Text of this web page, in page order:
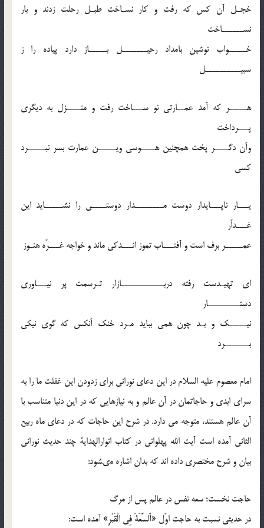
خجـل آن کس که رفت و کار نسـاخت طبـل رحلت زدند و بار
نســــــاخت
خـــــواب نوشین بامداد رحیـــــــل بـــــاز دارد پیاده را ز
سبیــــــــــل
هـــــر که آمد عمــارتی نو ســـاخت رفت و منــــزل به دیگری
پـــرداخت
وآن دگــــر پخت همچنین هــــوسی ویـــــن عمارت بسر نبـــــرد
کسی
یـــار ناپـــایدار دوست مــــــــدار دوستــــی را نشـــــاید این
غـــداّر
عمـــــر برف است و آفتـــاب تموز انـــدکی ماند و خواجه غـــرّه هنـوز
ای تهیـدست رفته دربــــــــــــازار تـرسمت پر نیـــاوری
دستـــــــــار
نیـــــک و بـد چون همی بباید مـرد خنک آنکس که گوی نیکی
بـــــــرد
امام معصوم علیه السلام در این دعای نورانی برای زدودن این غفلت ما را به
سرای ابدی و حاجاتمان در آن عالم و به نیازهایی که در این دنیا متناسب با
آن عالم هستند، متوجه می دارد. در شرح این حاجات که در دعای ماه ربیع
الثانی آمده است آیت الله پهلوانی در کتاب انوارالهدایة چند حدیث نورانی
بیان و شرح مختصری داده اند که بدان اشاره مى‏شود:
حاجت نخست؛ سعه نفس در عالم پس از مرگ
در حدیثى نسبت به حاجت اوّل‏ «أَلسَّعَةَ فِى الْقَبْرِ» آمده است: